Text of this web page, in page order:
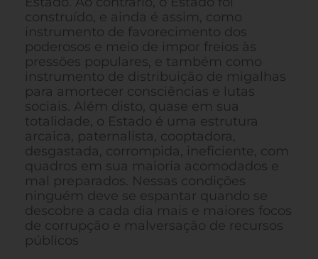
construído, e ainda é assim, como
instrumento de favorecimento dos
poderosos e meio de impor freios às
pressões populares, e também como
instrumento de distribuição de migalhas
para amortecer consciências e lutas
sociais. Além disto, quase em sua
totalidade, o Estado é uma estrutura
arcaica, paternalista, cooptadora,
desgastada, corrompida, ineficiente, com
quadros em sua maioria acomodados e
mal preparados. Nessas condições
ninguém deve se espantar quando se
descobre a cada dia mais e maiores focos
de corrupção e malversação de recursos
públicos